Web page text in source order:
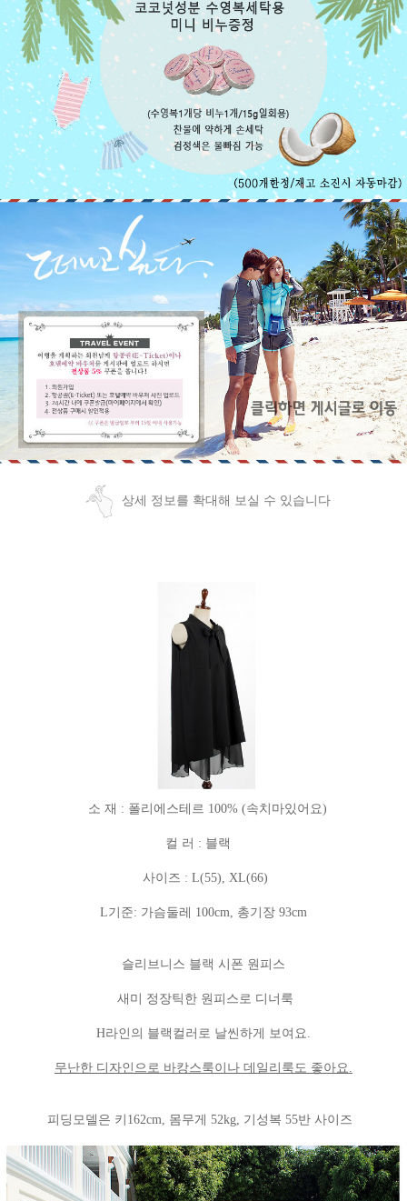
상세 정보를 확대해 보실 수 있습니다
소 재 : 폴리에스테르 100% (속치마있어요)
컬 러 : 블랙
사이즈 : L(55), XL(66)
L기준: 가슴둘레 100cm, 총기장 93cm
슬리브니스 블랙 시폰 원피스
새미 정장틱한 원피스로 디너룩
H라인의 블랙컬러로 날씬하게 보여요.
무난한 디자인으로 바캉스룩이나 데일리룩도 좋아요.
피딩모델은 키162cm, 몸무게 52kg, 기성복 55반 사이즈